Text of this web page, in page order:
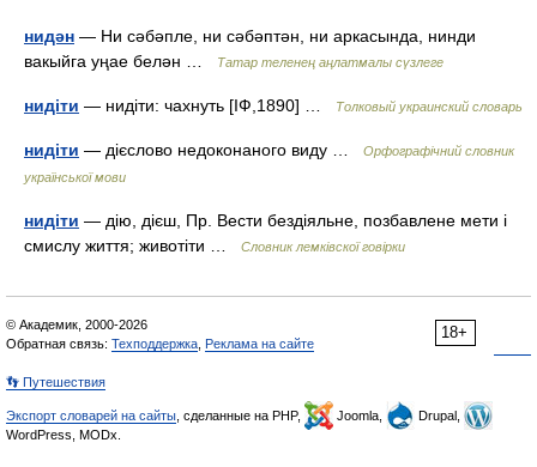
нидән — Ни сәбәпле, ни сәбәптән, ни аркасында, нинди
вакыйга уңае белән …
Татар теленең аңлатмалы сүзлеге
нидіти — нидіти: чахнуть [ІФ,1890] … Толковый украинский словарь
нидіти — дієслово недоконаного виду …
Орфографічний словник
української мови
нидіти — дію, дієш, Пр. Вести бездіяльне, позбавлене мети і
смислу життя; животіти …
Словник лемківскої говірки
18+
© Академик, 2000-2026
Обратная связь: Техподдержка Реклама на сайте
👣 Путешествия
Экспорт словарей на сайты , сделанные на PHP, Joomla,
Drupal,
WordPress, MODx.